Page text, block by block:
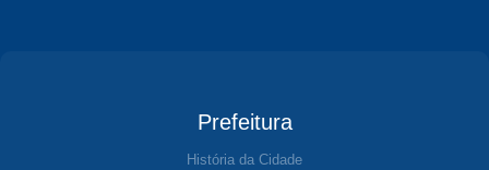
Prefeitura
História da Cidade